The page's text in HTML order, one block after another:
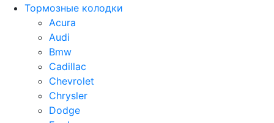
Тормозные колодки
Acura
Audi
Bmw
Cadillac
Chevrolet
Chrysler
Dodge